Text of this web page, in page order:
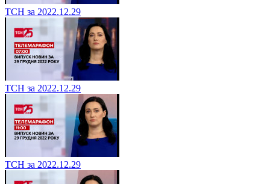
ТСН за 2022.12.29
ТСН за 2022.12.29
ТСН за 2022.12.29